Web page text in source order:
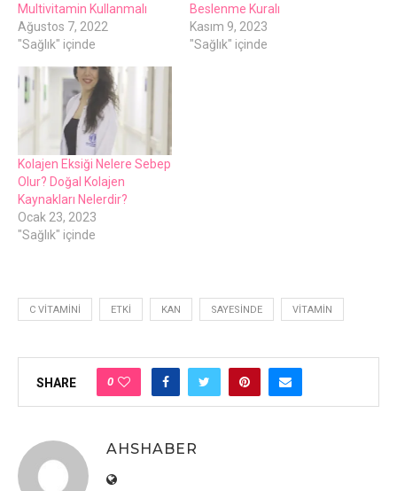
Multivitamin Kullanmalı
Ağustos 7, 2022
"Sağlık" içinde
Beslenme Kuralı
Kasım 9, 2023
"Sağlık" içinde
Kolajen Eksiği Nelere Sebep
Olur? Doğal Kolajen
Kaynakları Nelerdir?
Ocak 23, 2023
"Sağlık" içinde
C VITAMINI ETKI KAN SAYESINDE VITAMIN
SHARE 0
AHSHABER